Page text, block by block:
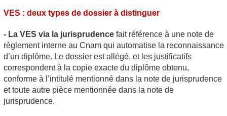
VES : deux types de dossier à distinguer
- La VES via la jurisprudencefait référence à une note de
règlement interne au Cnam qui automatise la reconnaissance
d’un diplôme. Le dossier est allégé, et les justificatifs
correspondent à la copie exacte du diplôme obtenu,
conforme à l’intitulé mentionné dans la note de jurisprudence
et toute autre pièce mentionnée dans la note de
jurisprudence.